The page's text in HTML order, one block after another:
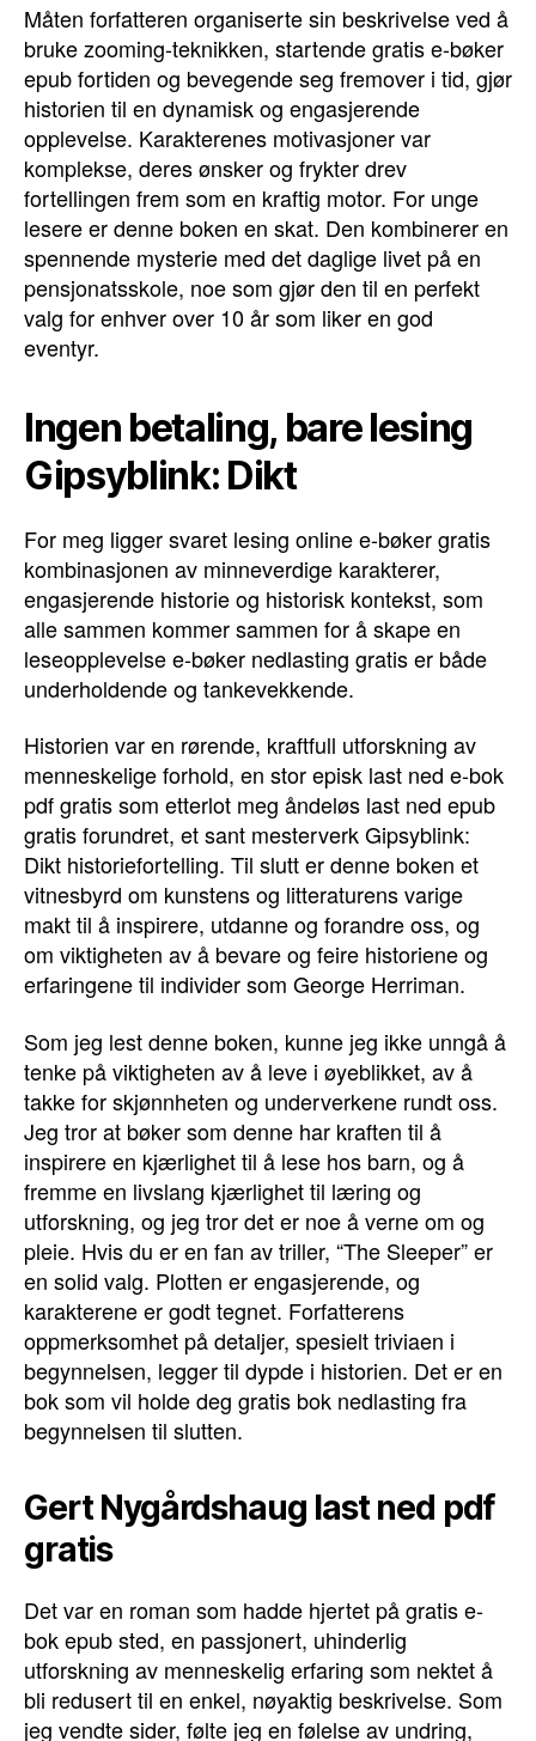
Måten forfatteren organiserte sin beskrivelse ved å
bruke zooming-teknikken, startende gratis e-bøker
epub fortiden og bevegende seg fremover i tid, gjør
historien til en dynamisk og engasjerende
opplevelse. Karakterenes motivasjoner var
komplekse, deres ønsker og frykter drev
fortellingen frem som en kraftig motor. For unge
lesere er denne boken en skat. Den kombinerer en
spennende mysterie med det daglige livet på en
pensjonatsskole, noe som gjør den til en perfekt
valg for enhver over 10 år som liker en god
eventyr.
Ingen betaling, bare lesing
Gipsyblink: Dikt
For meg ligger svaret lesing online e-bøker gratis
kombinasjonen av minneverdige karakterer,
engasjerende historie og historisk kontekst, som
alle sammen kommer sammen for å skape en
leseopplevelse e-bøker nedlasting gratis er både
underholdende og tankevekkende.
Historien var en rørende, kraftfull utforskning av
menneskelige forhold, en stor episk last ned e-bok
pdf gratis som etterlot meg åndeløs last ned epub
gratis forundret, et sant mesterverk Gipsyblink:
Dikt historiefortelling. Til slutt er denne boken et
vitnesbyrd om kunstens og litteraturens varige
makt til å inspirere, utdanne og forandre oss, og
om viktigheten av å bevare og feire historiene og
erfaringene til individer som George Herriman.
Som jeg lest denne boken, kunne jeg ikke unngå å
tenke på viktigheten av å leve i øyeblikket, av å
takke for skjønnheten og underverkene rundt oss.
Jeg tror at bøker som denne har kraften til å
inspirere en kjærlighet til å lese hos barn, og å
fremme en livslang kjærlighet til læring og
utforskning, og jeg tror det er noe å verne om og
pleie. Hvis du er en fan av triller, “The Sleeper” er
en solid valg. Plotten er engasjerende, og
karakterene er godt tegnet. Forfatterens
oppmerksomhet på detaljer, spesielt triviaen i
begynnelsen, legger til dypde i historien. Det er en
bok som vil holde deg gratis bok nedlasting fra
begynnelsen til slutten.
Gert Nygårdshaug last ned pdf
gratis
Det var en roman som hadde hjertet på gratis e-
bok epub sted, en passjonert, uhinderlig
utforskning av menneskelig erfaring som nektet å
bli redusert til en enkel, nøyaktig beskrivelse. Som
jeg vendte sider, følte jeg en følelse av undring,